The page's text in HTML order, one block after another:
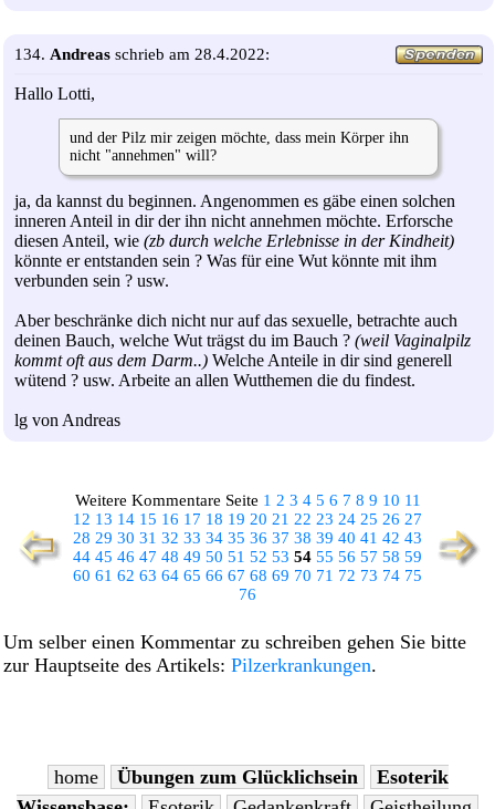
134. Andreas schrieb am 28.4.2022:
Hallo Lotti,
und der Pilz mir zeigen möchte, dass mein Körper ihn
nicht "annehmen" will?
ja, da kannst du beginnen. Angenommen es gäbe einen solchen
inneren Anteil in dir der ihn nicht annehmen möchte. Erforsche
diesen Anteil, wie (zb durch welche Erlebnisse in der Kindheit)
könnte er entstanden sein ? Was für eine Wut könnte mit ihm
verbunden sein ? usw.
Aber beschränke dich nicht nur auf das sexuelle, betrachte auch
deinen Bauch, welche Wut trägst du im Bauch ? (weil Vaginalpilz
kommt oft aus dem Darm..) Welche Anteile in dir sind generell
wütend ? usw. Arbeite an allen Wutthemen die du findest.
lg von Andreas
Weitere Kommentare Seite 1 2 3 4 5 6 7 8 9 10 11
12 13 14 15 16 17 18 19 20 21 22 23 24 25 26 27
28 29 30 31 32 33 34 35 36 37 38 39 40 41 42 43
44 45 46 47 48 49 50 51 52 53 54 55 56 57 58 59
60 61 62 63 64 65 66 67 68 69 70 71 72 73 74 75
76
Um selber einen Kommentar zu schreiben gehen Sie bitte
zur Hauptseite des Artikels: Pilzerkrankungen.
home Übungen zum Glücklichsein
Esoterik